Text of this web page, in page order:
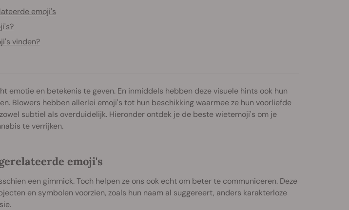
emoji's
vinden?
emotie en betekenis te geven. En inmiddels hebben deze visuele hints ook hun
Blowers hebben allerlei emoji's tot hun beschikking waarmee ze hun voorliefde
subtiel als overduidelijk. Hieronder ontdek je de beste wietemoji's om je
te verrijken.
emoji's
een gimmick. Toch helpen ze ons ook echt om beter te communiceren. Deze
en symbolen voorzien, zoals hun naam al suggereert, anders karakterloze